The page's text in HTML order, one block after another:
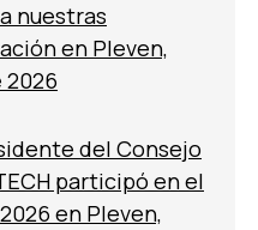
nuestras
en Pleven,
2026
del Consejo
participó en el
en Pleven,